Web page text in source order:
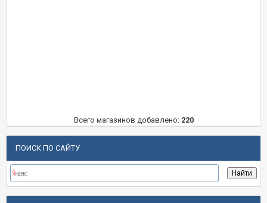
Всего магазинов добавлено: 220
ПОИСК ПО САЙТУ